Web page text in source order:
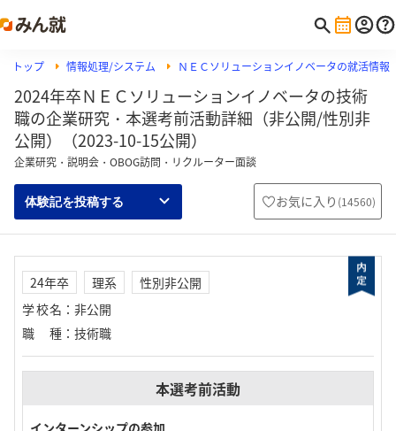
トップ 情報処理/システム ＮＥＣソリューションイノベータの就活情報
2024年卒ＮＥＣソリューションイノベータの技術
職の企業研究・本選考前活動詳細（非公開/性別非
公開）（2023-10-15公開）
企業研究・説明会・OBOG訪問・リクルーター面談
体験記を投稿する お気に入り (14560)
24年卒 理系
性別非公開
学校名 ： 非公開
職種 ： 技術職
本選考前活動
インターンシップの参加